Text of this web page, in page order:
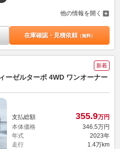
他の情報を開く
在庫確認・見積依頼（無料）
新着
ーゼルターボ 4WD ワンオーナー
支払総額 355.9万円
本体価格
346.5万円
年式
2023年
走行
1.4万km